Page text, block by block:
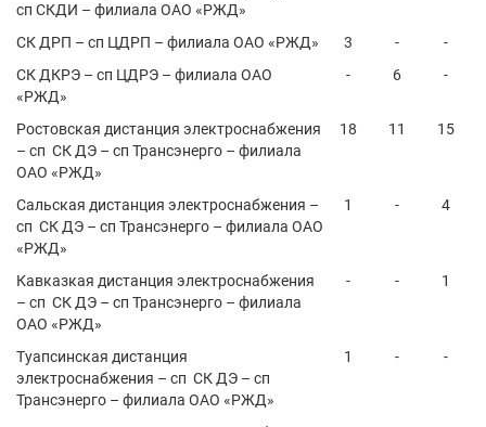
сп СКДИ – филиала ОАО «РЖД»
СК ДРП – сп ЦДРП – филиала ОАО «РЖД» 3 -
-
СК ДКРЭ – сп ЦДРЭ – филиала ОАО
«РЖД»
- 6 -
Ростовская дистанция электроснабжения
– сп СК ДЭ – сп Трансэнерго – филиала
ОАО «РЖД»
18 11 15
Сальская дистанция электроснабжения –
сп СК ДЭ – сп Трансэнерго – филиала ОАО
«РЖД»
1 - 4
Кавказкая дистанция электроснабжения
– сп СК ДЭ – сп Трансэнерго – филиала
ОАО «РЖД»
- - 1
Туапсинская дистанция
электроснабжения – сп СК ДЭ – сп
Трансэнерго – филиала ОАО «РЖД»
1 - -